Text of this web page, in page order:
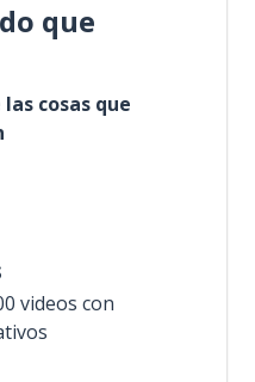
que
cosas que
videos con